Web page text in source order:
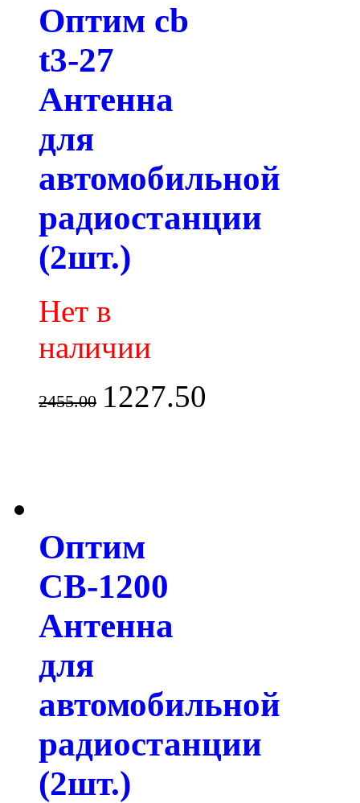
Оптим cb
t3-27
Антенна
для
автомобильной
радиостанции
(2шт.)
Нет в
наличии
2455.00 1227.50
Оптим
СВ-1200
Антенна
для
автомобильной
радиостанции
(2шт.)